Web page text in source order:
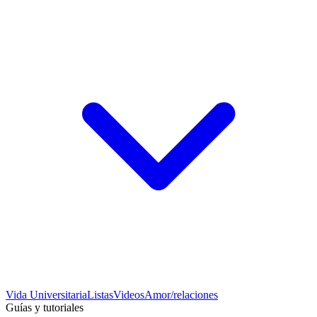
Vida UniversitariaListasVideosAmor/relaciones
Guías y tutoriales